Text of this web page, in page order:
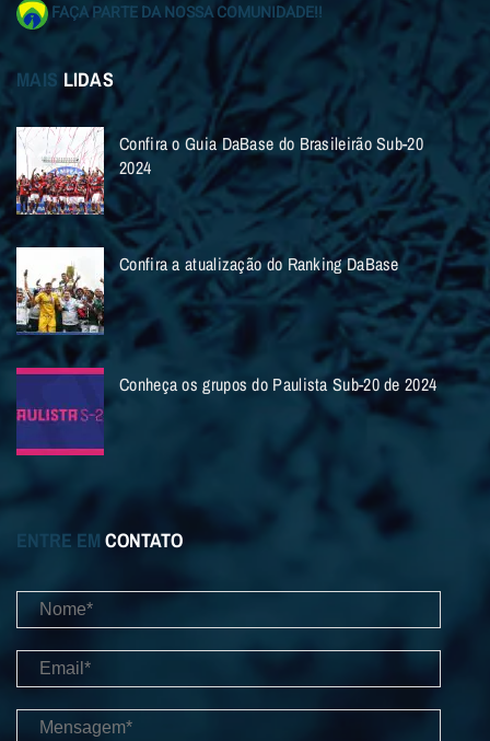
FAÇA PARTE DA NOSSA COMUNIDADE!!
MAIS LIDAS
Confira o Guia DaBase do Brasileirão Sub-20
2024
Confira a atualização do Ranking DaBase
Conheça os grupos do Paulista Sub-20 de 2024
ENTRE EM CONTATO